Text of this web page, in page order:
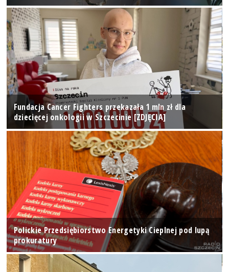
Fundacja Cancer Fighters przekazała 1 mln zł dla
dziecięcej onkologii w Szczecinie [ZDJĘCIA]
Polickie Przedsiębiorstwo Energetyki Cieplnej pod lupą
prokuratury